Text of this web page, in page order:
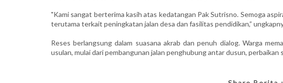
"Kami sangat berterima kasih atas kedatangan Pak Sutrisno. Semoga
terutama terkait peningkatan jalan desa dan fasilitas pendidikan,”
Reses berlangsung dalam suasana akrab dan penuh dialog. Warga
usulan, mulai dari pembangunan jalan penghubung antar dusun, perbaikan